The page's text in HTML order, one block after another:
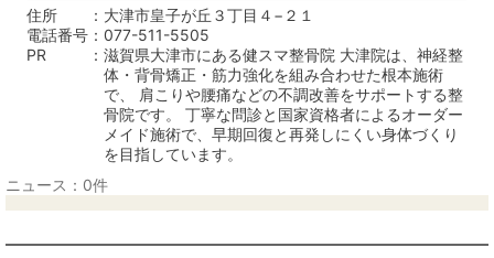
住所
大津市皇子が丘３丁目４−２１
電話番号
077-511-5505
PR
滋賀県大津市にある健スマ整骨院 大津院は、神経整
体・背骨矯正・筋力強化を組み合わせた根本施術
で、 肩こりや腰痛などの不調改善をサポートする整
骨院です。 丁寧な問診と国家資格者によるオーダー
メイド施術で、早期回復と再発しにくい身体づくり
を目指しています。
ニュース：0件